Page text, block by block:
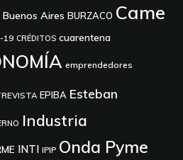
Buenos Aires BURZACO Came
19 CRÉDITOS cuarentena
emprendedores
EPIBA Esteban
Industria
INTI IPIP Onda Pyme